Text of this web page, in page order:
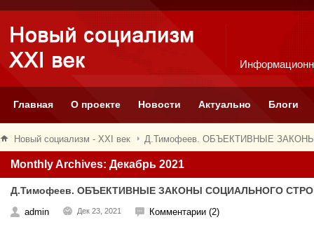
Главная О проекте Новости Актуально Блоги
Новый социализм - XXI век Д.Тимофеев. ОБЪЕКТИВНЫЕ
Monthly Archives: Декабрь 2021
Д.Тимофеев. ОБЪЕКТИВНЫЕ ЗАКОНЫ СОЦИАЛЬНОГО
admin Дек 23, 2021 Комментарии (2)